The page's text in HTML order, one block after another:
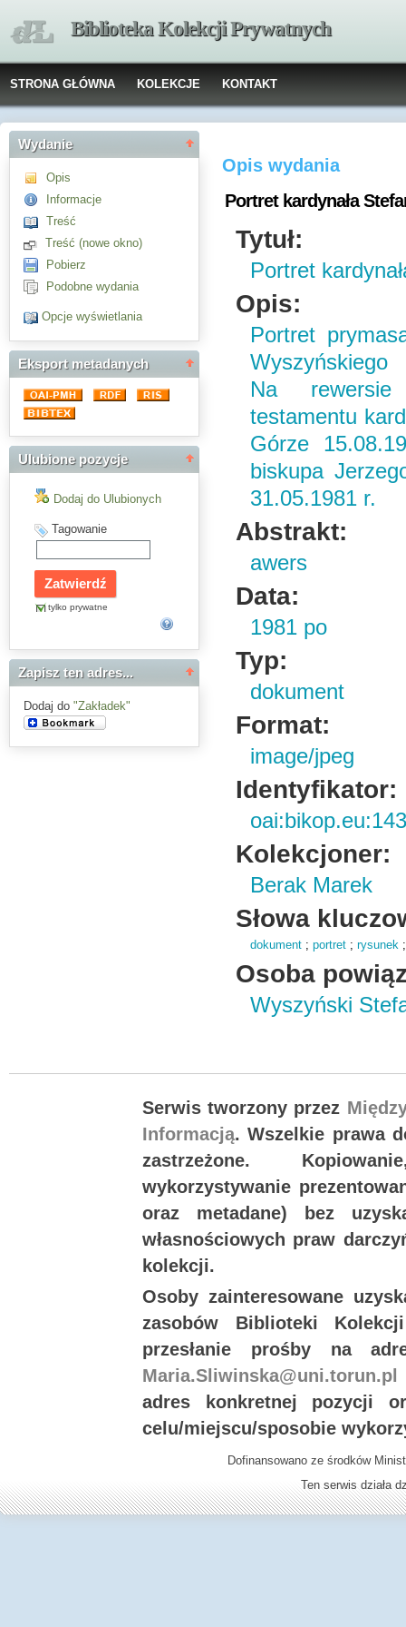
Biblioteka Kolekcji Prywatnych
STRONA GŁÓWNA KOLEKCJE KONTAKT
Wydanie
Opis
Informacje
Treść
Treść (nowe okno)
Pobierz
Podobne wydania
Opcje wyświetlania
Eksport metadanych
Ulubione pozycje
Dodaj do Ulubionych
Tagowanie
tylko prywatne
Zapisz ten adres...
Dodaj do "Zakładek"
Opis wydania
Portret kardynała
Tytuł:
Portret
Opis:
Portret
Na rewersie
testamentu
Górze
biskupa
31.05.1981 r.
Abstrakt:
awers
Data:
1981 po
Typ:
dokument
Format:
image/jpeg
Identyfikator:
Kolekcjoner:
Berak Marek
Słowa
dokument ;portret ;rysunek
Osoba
Wyszyński
Serwis tworzony przez
Informacją. Wszelkie prawa
zastrzeżone.
wykorzystywanie
oraz metadane) bez
własnościowych praw
kolekcji.
Osoby zainteresowane
zasobów Biblioteki
przesłanie prośby na
Maria.Sliwinska@uni.torun.pl
adres konkretnej pozycji
celu/miejscu/sposobie
Dofinansowano ze środków
Ten serwis działa